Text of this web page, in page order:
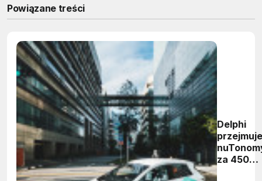
Powiązane treści
Delphi
przejmuje
za 450